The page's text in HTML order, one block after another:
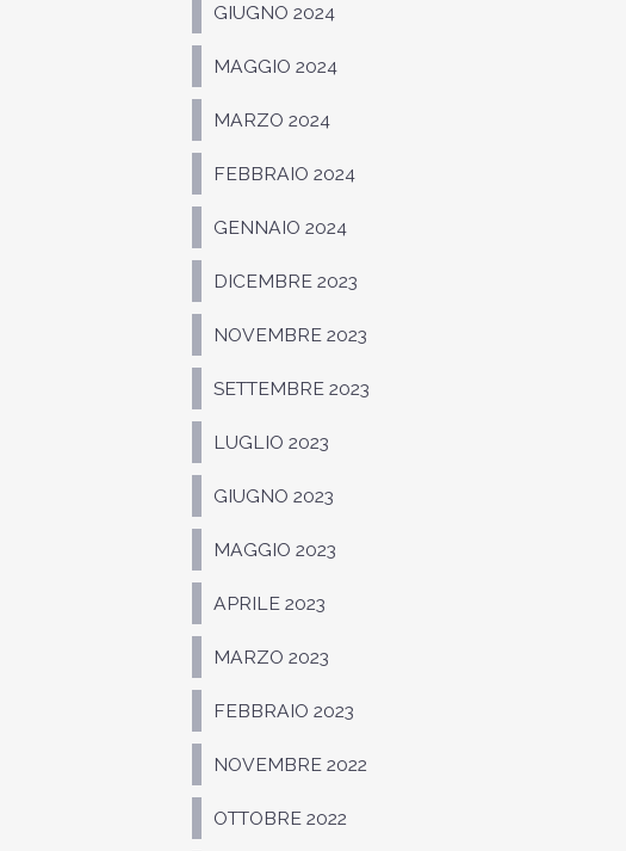
GIUGNO 2024
MAGGIO 2024
MARZO 2024
FEBBRAIO 2024
GENNAIO 2024
DICEMBRE 2023
NOVEMBRE 2023
SETTEMBRE 2023
LUGLIO 2023
GIUGNO 2023
MAGGIO 2023
APRILE 2023
MARZO 2023
FEBBRAIO 2023
NOVEMBRE 2022
OTTOBRE 2022